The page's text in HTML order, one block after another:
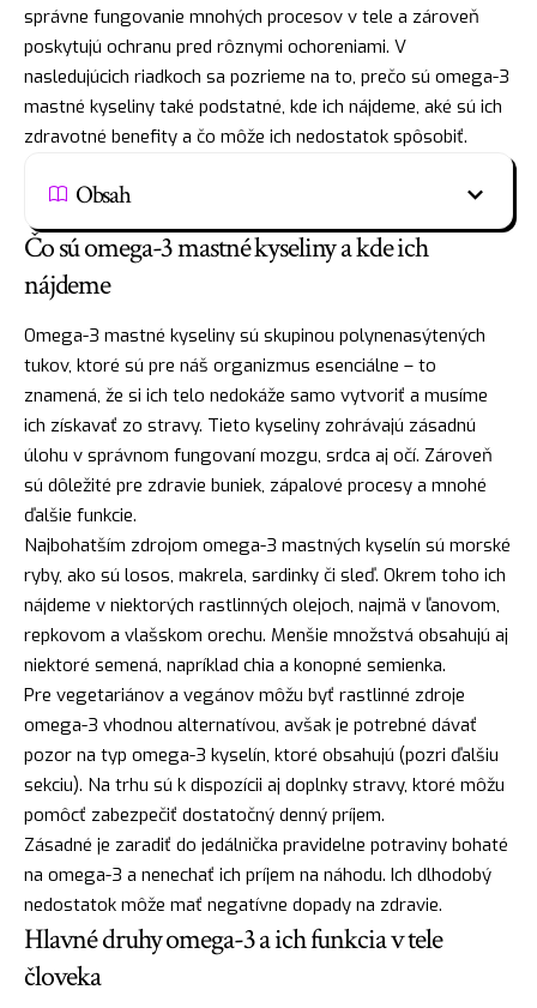
správne fungovanie mnohých procesov v tele a zároveň
poskytujú ochranu pred rôznymi ochoreniami. V
nasledujúcich riadkoch sa pozrieme na to, prečo sú omega-3
mastné kyseliny také podstatné, kde ich nájdeme, aké sú ich
zdravotné benefity a čo môže ich nedostatok spôsobiť.
Obsah
Čo sú omega-3 mastné kyseliny a kde ich
nájdeme
Omega-3 mastné kyseliny sú skupinou polynenasýtených
tukov, ktoré sú pre náš organizmus esenciálne – to
znamená, že si ich telo nedokáže samo vytvoriť a musíme
ich získavať zo stravy. Tieto kyseliny zohrávajú zásadnú
úlohu v správnom fungovaní mozgu, srdca aj očí. Zároveň
sú dôležité pre zdravie buniek, zápalové procesy a mnohé
ďalšie funkcie.
Najbohatším zdrojom omega-3 mastných kyselín sú morské
ryby, ako sú losos, makrela, sardinky či sleď. Okrem toho ich
nájdeme v niektorých rastlinných olejoch, najmä v ľanovom,
repkovom a vlašskom orechu. Menšie množstvá obsahujú aj
niektoré semená, napríklad chia a konopné semienka.
Pre vegetariánov a vegánov môžu byť rastlinné zdroje
omega-3 vhodnou alternatívou, avšak je potrebné dávať
pozor na typ omega-3 kyselín, ktoré obsahujú (pozri ďalšiu
sekciu). Na trhu sú k dispozícii aj doplnky stravy, ktoré môžu
pomôcť zabezpečiť dostatočný denný príjem.
Zásadné je zaradiť do jedálnička pravidelne potraviny bohaté
na omega-3 a nenechať ich príjem na náhodu. Ich dlhodobý
nedostatok môže mať negatívne dopady na zdravie.
Hlavné druhy omega-3 a ich funkcia v tele
človeka